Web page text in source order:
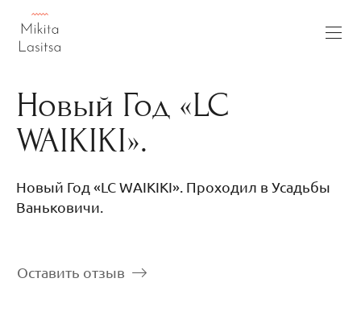
Новый Год «LC
WAIKIKI».
Новый Год «LC WAIKIKI». Проходил в Усадьбы
Ваньковичи.
Оставить отзыв